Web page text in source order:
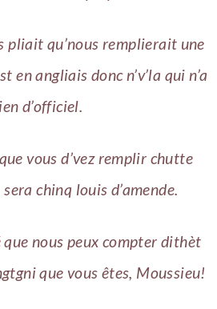
pliait qu’nous remplierait une
en angliais donc n’v’la qui n’a
d’officiel.
vous d’vez remplir chutte
chinq louis d’amende.
que nous peux compter dithèt
que vous êtes, Moussieu!